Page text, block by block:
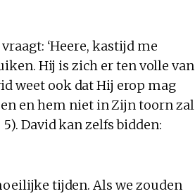
‘Heere, kastijd me
Hij is zich er ten volle van
weet ook dat Hij erop mag
en hem niet in Zijn toorn zal
David kan zelfs bidden:
tijden. Als we zouden